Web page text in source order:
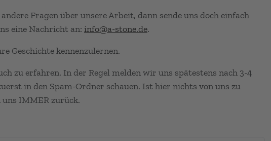
Fragen über unsere Arbeit, dann sende uns doch einfach
eine Nachricht an: info@a-stone.de.
Geschichte kennenzulernen.
zu erfahren. In der Regel melden wir uns spätestens nach 3-4
in den Spam-Ordner schauen. Ist hier nichts von uns zu
IMMER zurück.